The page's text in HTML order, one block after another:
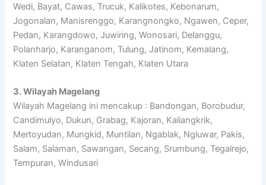
Wedi, Bayat, Cawas, Trucuk, Kalikotes, Kebonarum,
Jogonalan, Manisrenggo, Karangnongko, Ngawen, Ceper,
Pedan, Karangdowo, Juwiring, Wonosari, Delanggu,
Polanharjo, Karanganom, Tulung, Jatinom, Kemalang,
Klaten Selatan, Klaten Tengah, Klaten Utara
3. Wilayah Magelang
Wilayah Magelang ini mencakup : Bandongan, Borobudur,
Candimulyo, Dukun, Grabag, Kajoran, Kaliangkrik,
Mertoyudan, Mungkid, Muntilan, Ngablak, Ngluwar, Pakis,
Salam, Salaman, Sawangan, Secang, Srumbung, Tegalrejo,
Tempuran, Windusari